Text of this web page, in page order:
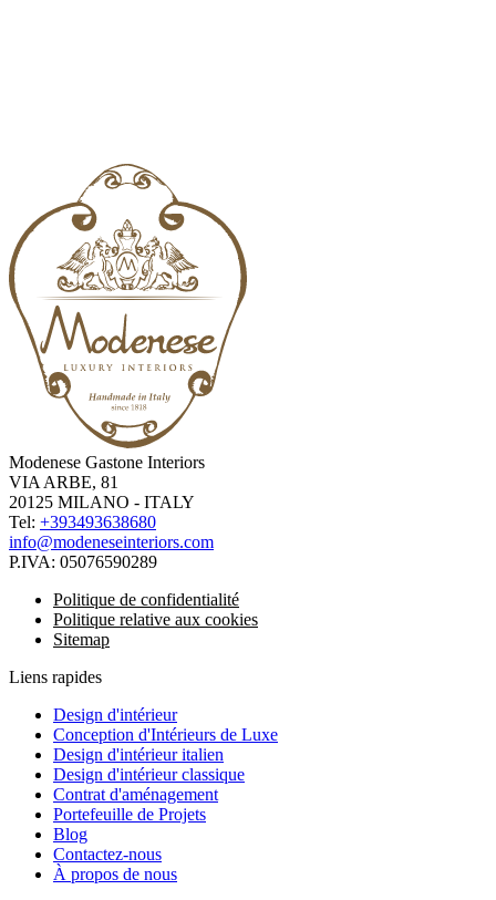
Modenese Gastone Interiors
VIA ARBE, 81
20125 MILANO - ITALY
Tel: +393493638680
info@modeneseinteriors.com
P.IVA: 05076590289
Politique de confidentialité
Politique relative aux cookies
Sitemap
Liens rapides
Design d'intérieur
Conception d'Intérieurs de Luxe
Design d'intérieur italien
Design d'intérieur classique
Contrat d'aménagement
Portefeuille de Projets
Blog
Contactez-nous
À propos de nous